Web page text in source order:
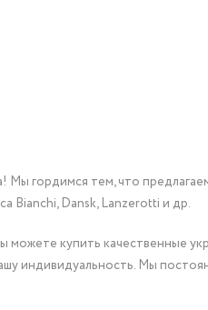
гордимся тем, что
Bianchi, Dansk, Lanzerotti и др.
купить качественные
индивидуальность. Мы